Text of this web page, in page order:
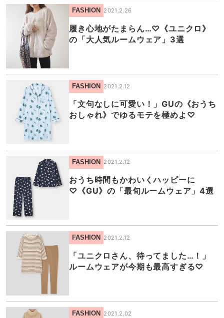
FASHION 2021.2.26
履き心地がたまらん…♡《ユニクロ》
の「大人気ルームウェア」3選
FASHION 2021.2.12
「文句なしに可愛い！」GUの《おうち
おしゃれ》でゆるモテを極めよ♡
FASHION 2021.2.12
おうち時間もかわいくハッピーに
♡《GU》の「最旬ルームウェア」4選
FASHION 2021.2.12
「ユニクロさん、待ってました…！」
ルームウェアが今期も最高すぎる♡
FASHION 2021.2.02